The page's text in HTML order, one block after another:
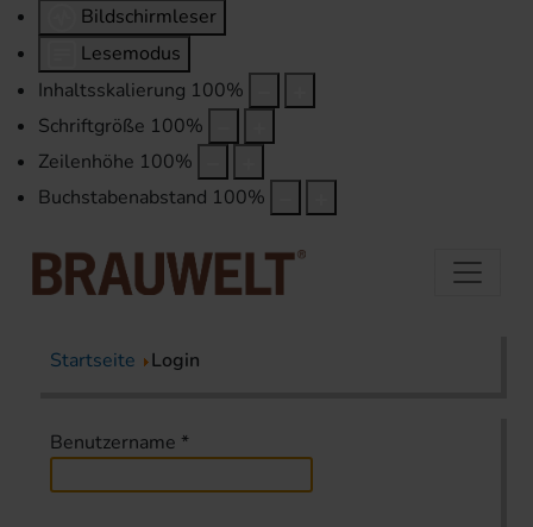
Bildschirmleser
Lesemodus
Inhaltsskalierung 100%
Schriftgröße 100%
Zeilenhöhe 100%
Buchstabenabstand 100%
Startseite Login
Benutzername *